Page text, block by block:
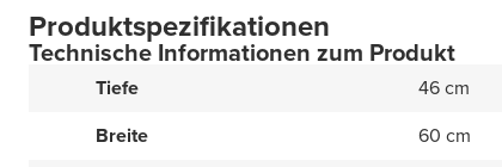
Produktspezifikationen
Technische Informationen zum Produkt
Tiefe
46 cm
Breite
60 cm